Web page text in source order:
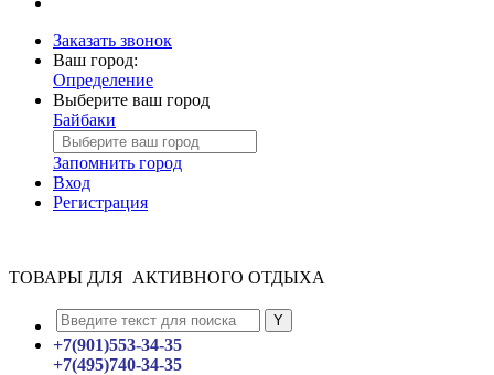
Заказать звонок
Ваш город:
Определение
Выберите ваш город
Байбаки
Запомнить город
Вход
Регистрация
ТОВАРЫ ДЛЯ АКТИВНОГО ОТДЫХА
+7(901)553-34-35
+7(495)740-34-35